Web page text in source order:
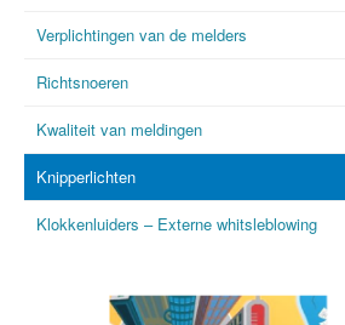
Verplichtingen van de melders
Richtsnoeren
Kwaliteit van meldingen
Knipperlichten
Klokkenluiders – Externe whitsleblowing